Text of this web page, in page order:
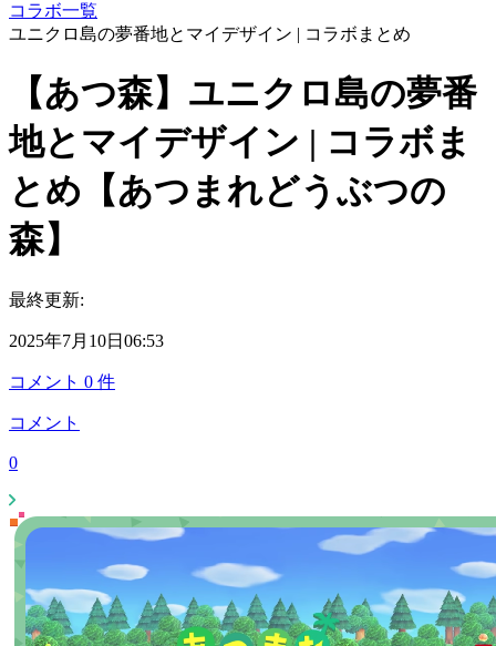
コラボ一覧
ユニクロ島の夢番地とマイデザイン | コラボまとめ
【あつ森】ユニクロ島の夢番
地とマイデザイン | コラボま
とめ【あつまれどうぶつの
森】
最終更新:
2025年7月10日06:53
コメント 0 件
コメント
0